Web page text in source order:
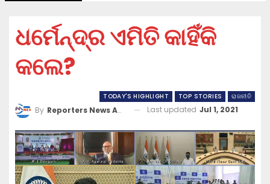
ଧର୍ମେନ୍ଦ୍ର ଏମିତି କାହିଁକି
କଲେ?
TODAY'S HIGHLIGHT TOP STORIES ରାଜନୀତି
By Reporters News Agency Last updated Jul 1, 2021